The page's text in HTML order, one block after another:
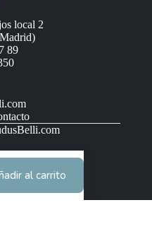
local 2
89
al carrito